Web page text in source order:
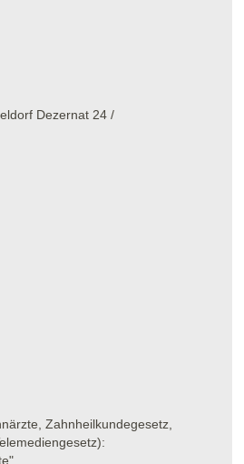
Dezernat 24 /
Zahnheilkundegesetz,